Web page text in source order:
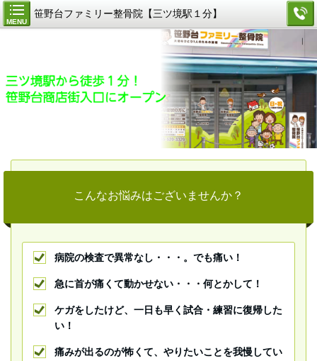
MENU
笹野台ファミリー整骨院【三ツ境駅１分】
こんなお悩みはございませんか？
病院の検査で異常なし・・・。でも痛い！
急に首が痛くて動かせない・・・何とかして！
ケガをしたけど、一日も早く試合・練習に復帰した
い！
痛みが出るのが怖くて、やりたいことを我慢してい